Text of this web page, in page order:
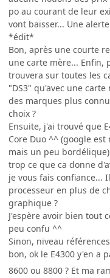
po au courant de leur
vont baisser... Une
*édit*
Bon, après une courte
une carte mère... Enfin,
trouvera sur toutes les
"DS3" qu'avec une
des marques plus
choix ?
Ensuite, j'ai trouvé que
Core Duo ^^ (google
mais un peu
trop ce que ca donne
je vous fais confiance...
processeur en plus de
graphique ?
J'espère avoir bien tout
peu confu ^^
Sinon, niveau
bon, ok le E4300 y'en a
8600 ou 8800 ? Et ma